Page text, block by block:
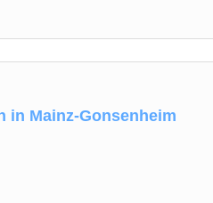
in Mainz-Gonsenheim